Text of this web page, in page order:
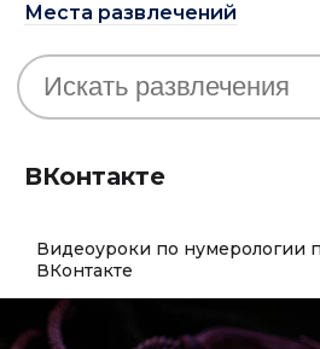
Места развлечений
ВКонтакте
Видеоуроки по нумерологии
ВКонтакте